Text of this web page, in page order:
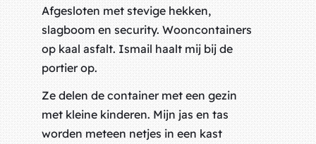
Afgesloten met stevige hekken,
slagboom en security. Wooncontainers
op kaal asfalt. Ismail haalt mij bij de
portier op.
Ze delen de container met een gezin
met kleine kinderen. Mijn jas en tas
worden meteen netjes in een kast